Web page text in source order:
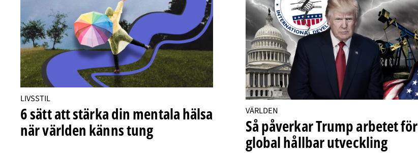
LIVSSTIL
6 sätt att stärka din mentala hälsa
när världen känns tung
VÄRLDEN
Så påverkar Trump arbetet för
global hållbar utveckling